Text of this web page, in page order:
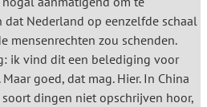
dat Nederland op eenzelfde schaal
mensenrechten zou schenden.
ik vind dit een belediging voor
goed, dat mag. Hier. In China
dingen niet opschrijven hoor,